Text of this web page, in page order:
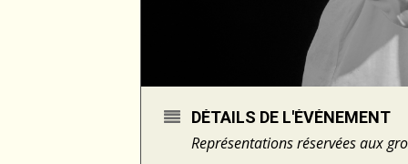
DÉTAILS DE L'ÉVÉNEMENT
Représentations réservées aux